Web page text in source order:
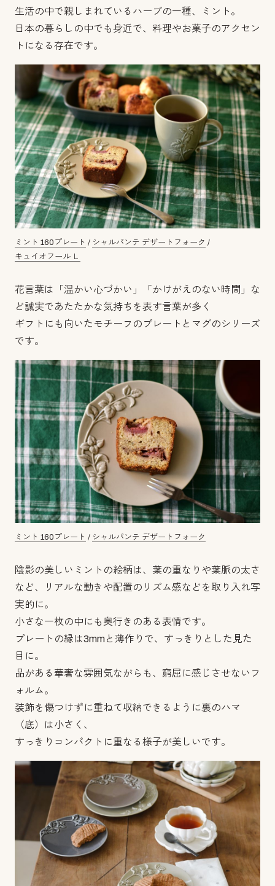
生活の中で親しまれているハーブの一種、ミント。
日本の暮らしの中でも身近で、料理やお菓子のアクセン
トになる存在です。
ミント 160プレート / シャルパンテ デザートフォーク /
キュイオフール Ｌ
花言葉は「温かい心づかい」「かけがえのない時間」な
ど誠実であたたかな気持ちを表す言葉が多く
ギフトにも向いたモチーフのプレートとマグのシリーズ
です。
ミント 160プレート / シャルパンテ デザートフォーク
陰影の美しいミントの絵柄は、葉の重なりや葉脈の太さ
など、リアルな動きや配置のリズム感などを取り入れ写
実的に。
小さな一枚の中にも奥行きのある表情です。
プレートの縁は3mmと薄作りで、すっきりとした見た
目に。
品がある華奢な雰囲気ながらも、窮屈に感じさせないフ
ォルム。
装飾を傷つけずに重ねて収納できるように裏のハマ
（底）は小さく、
すっきりコンパクトに重なる様子が美しいです。